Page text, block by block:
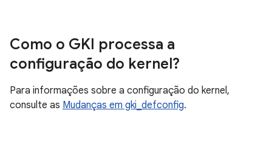
Como o GKI processa a
configuração do kernel?
Para informações sobre a configuração do kernel,
consulte as Mudanças em gki_defconfig.